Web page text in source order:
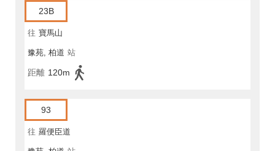
23B
往 寶馬山
豫苑, 柏道 站
距離 120m
93
往 羅便臣道